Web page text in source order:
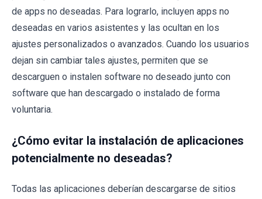
de apps no deseadas. Para lograrlo, incluyen apps no
deseadas en varios asistentes y las ocultan en los
ajustes personalizados o avanzados. Cuando los usuarios
dejan sin cambiar tales ajustes, permiten que se
descarguen o instalen software no deseado junto con
software que han descargado o instalado de forma
voluntaria.
¿Cómo evitar la instalación de aplicaciones
potencialmente no deseadas?
Todas las aplicaciones deberían descargarse de sitios